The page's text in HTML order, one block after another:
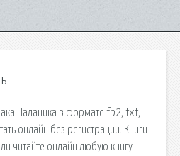
Паланика в формате fb2, txt,
онлайн без регистрации. Книги
читайте онлайн любую книгу